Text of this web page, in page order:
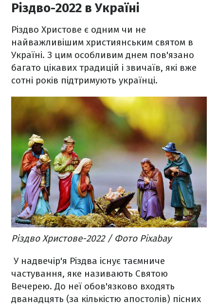
Різдво-2022 в Україні
Різдво Христове є одним чи не
найважливішим християнським святом в
Україні. З цим особливим днем пов'язано
багато цікавих традицій і звичаїв, які вже
сотні років підтримують українці.
Різдво Христове-2022 / Фото Pixabay
У надвечір'я Різдва існує таємниче
частування, яке називають Святою
Вечерею. До неї обов'язково входять
дванадцять (за кількістю апостолів) пісних